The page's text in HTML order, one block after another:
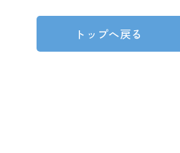
トップへ戻る